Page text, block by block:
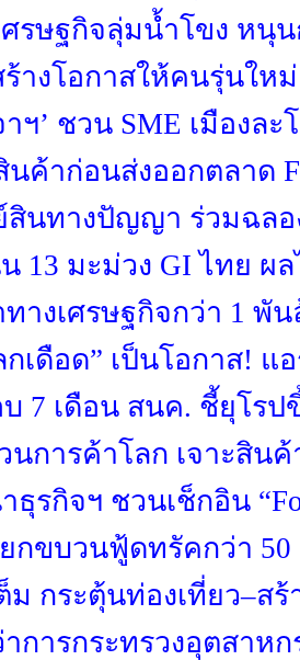
รษฐกิจลุ่มน้ำโขง หนุ
างโอกาสให้คนรุ่นใหม่
าฯ’ ชวน SME เมืองล
นค้าก่อนส่งออกตลาด
สินทางปัญญา ร่วมฉล
13 มะม่วง GI ไทย
างเศรษฐกิจกว่า 1 พั
กเดือด” เป็นโอกาส! แ
7 เดือน สนค. ชี้ยุโร
การค้าโลก เจาะสิน
รกิจฯ ชวนเช็กอิน
กขบวนฟู้ดทรัคกว่า 50
ม กระตุ้นท่องเที่ยว–ส
การกระทรวงอุตสาห